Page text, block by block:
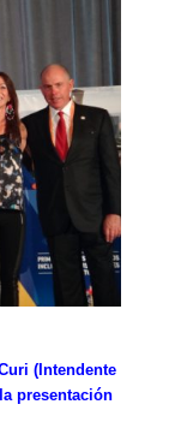
(Intendente
presentación